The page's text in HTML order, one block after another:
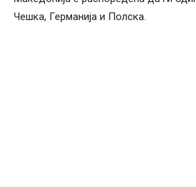
Чешка, Германија и Полска.